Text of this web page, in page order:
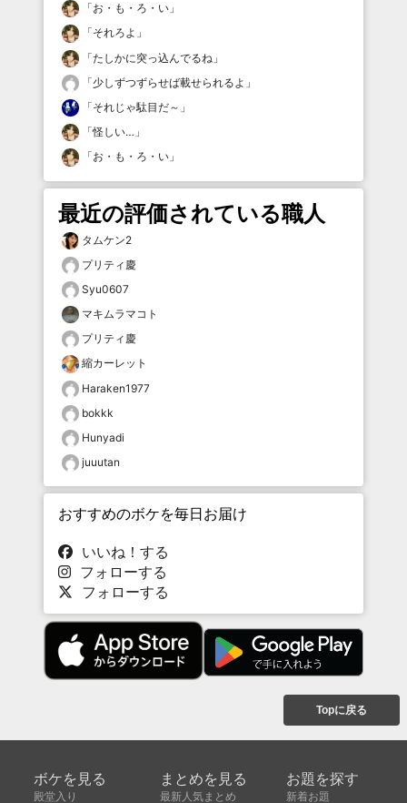
「お・も・ろ・い 」
「それろよ 」
「たしかに突っ込んでるね 」
「少しずつずらせば載せられるよ 」
「それじゃ駄目だ～ 」
「怪しい… 」
「お・も・ろ・い 」
最近の評価されている職人
タムケン2
プリティ慶
Syu0607
マキムラマコト
プリティ慶
縮カーレット
Haraken1977
bokkk
Hunyadi
juuutan
おすすめのボケを毎日お届け
いいね！する
フォローする
フォローする
Topに戻る
ボケを見る
殿堂入り
まとめを見る
最新人気まとめ
お題を探す
新着お題